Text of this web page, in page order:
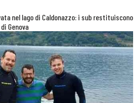
nel lago di Caldonazzo: i sub restituiscono
Genova